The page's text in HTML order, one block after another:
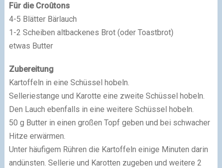
Für die Croûtons
4-5 Blätter Bärlauch
1-2 Scheiben altbackenes Brot (oder Toastbrot)
etwas Butter
Zubereitung
Kartoffeln in eine Schüssel hobeln.
Selleriestange und Karotte eine zweite Schüssel hobeln.
Den Lauch ebenfalls in eine weitere Schüssel hobeln.
50 g Butter in einen großen Topf geben und bei schwacher
Hitze erwärmen.
Unter häufigem Rühren die Kartoffeln einige Minuten darin
andünsten. Sellerie und Karotten zugeben und weitere 2